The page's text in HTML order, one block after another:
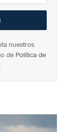
nuestros
de Política de
.